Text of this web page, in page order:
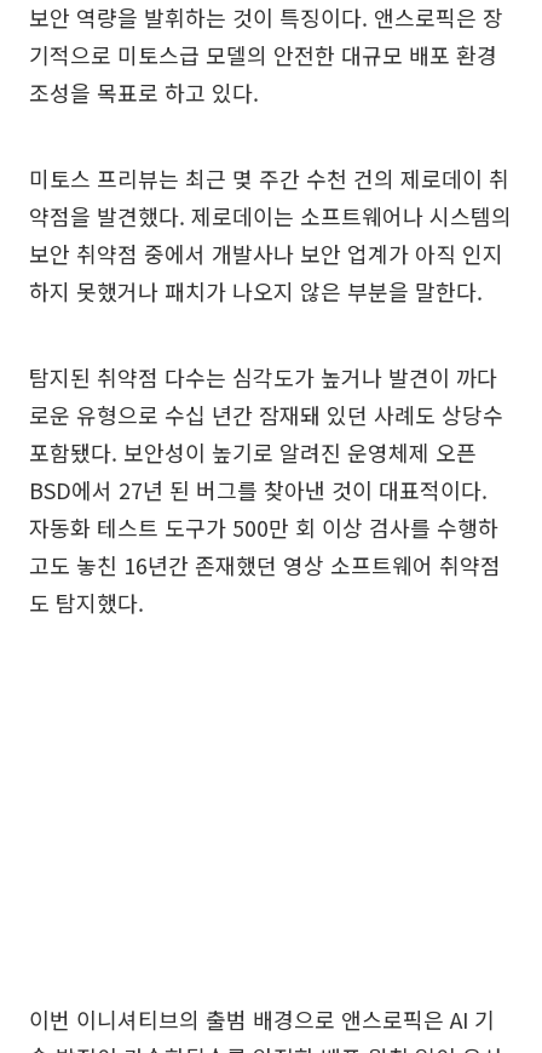
보안 역량을 발휘하는 것이 특징이다. 앤스로픽은 장
기적으로 미토스급 모델의 안전한 대규모 배포 환경
조성을 목표로 하고 있다.
미토스 프리뷰는 최근 몆 주간 수천 건의 제로데이 취
약점을 발견했다. 제로데이는 소프트웨어나 시스템의
보안 취약점 중에서 개발사나 보안 업계가 아직 인지
하지 못했거나 패치가 나오지 않은 부분을 말한다.
탐지된 취약점 다수는 심각도가 높거나 발견이 까다
로운 유형으로 수십 년간 잠재돼 있던 사례도 상당수
포함됐다. 보안성이 높기로 알려진 운영체제 오픈
BSD에서 27년 된 버그를 찾아낸 것이 대표적이다.
자동화 테스트 도구가 500만 회 이상 검사를 수행하
고도 놓친 16년간 존재했던 영상 소프트웨어 취약점
도 탐지했다.
이번 이니셔티브의 출범 배경으로 앤스로픽은 AI 기